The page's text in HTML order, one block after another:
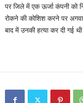
पर जिले में एक ऊर्जा कंपनी को
रोकने की कोशिश करने पर
बाद में उनकी हत्या कर दी गई